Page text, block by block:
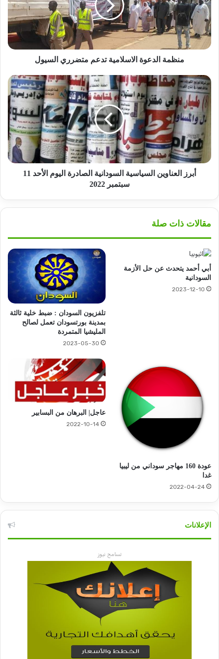
متضرري
السيول
منظمة الدعوة الاسلامية تدعم متضرري السيول
أبرز
العناوين
السياسية
السودانية
الصادرة
اليوم
الأحد
سبتمبر
2022
أبرز العناوين السياسية السودانية الصادرة اليوم الأحد 11
سبتمبر 2022
مقالات ذات صلة
أبي أحمد يتحدث عن حل الأزمة
السودانية
2023-12-10
تلفزيون السودان : ضبط خلية ثالثة
بمدينة بورتسودان تعمل لصالح
المليشيا المتمردة
2023-05-30
عودة 160 مهاجر سوداني من ليبيا
غدا
2022-04-24
عاجل| البرهان من البسابير
2022-10-14
الإعلانات
تسامح نيوز